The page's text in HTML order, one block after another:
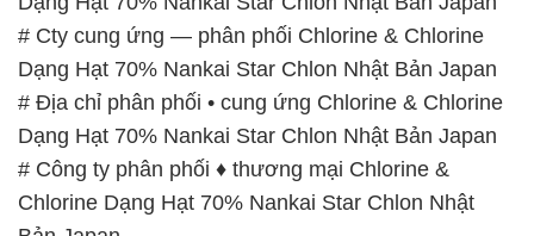
# Công ty phân phối ♦ thương mại Chlorine &
Chlorine Dạng Hạt 70% Nankai Star Chlon Nhật
Bản Japan
📞PHÒNG KINH DOANH – CÔNG TY HÓA CHẤT
ĐẮC TRƯỜNG PHÁT🌐